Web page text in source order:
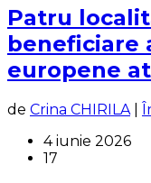
Patru
beneficiare
europene
de Crina CHIRILA
4 iunie 2026
17